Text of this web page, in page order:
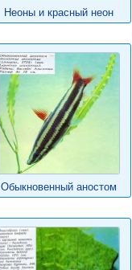
Неоны и красный неон
Обыкновенный аностом